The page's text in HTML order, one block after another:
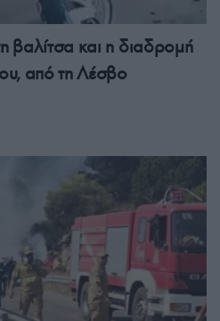
βαλίτσα και η διαδρομή
από τη Λέσβο